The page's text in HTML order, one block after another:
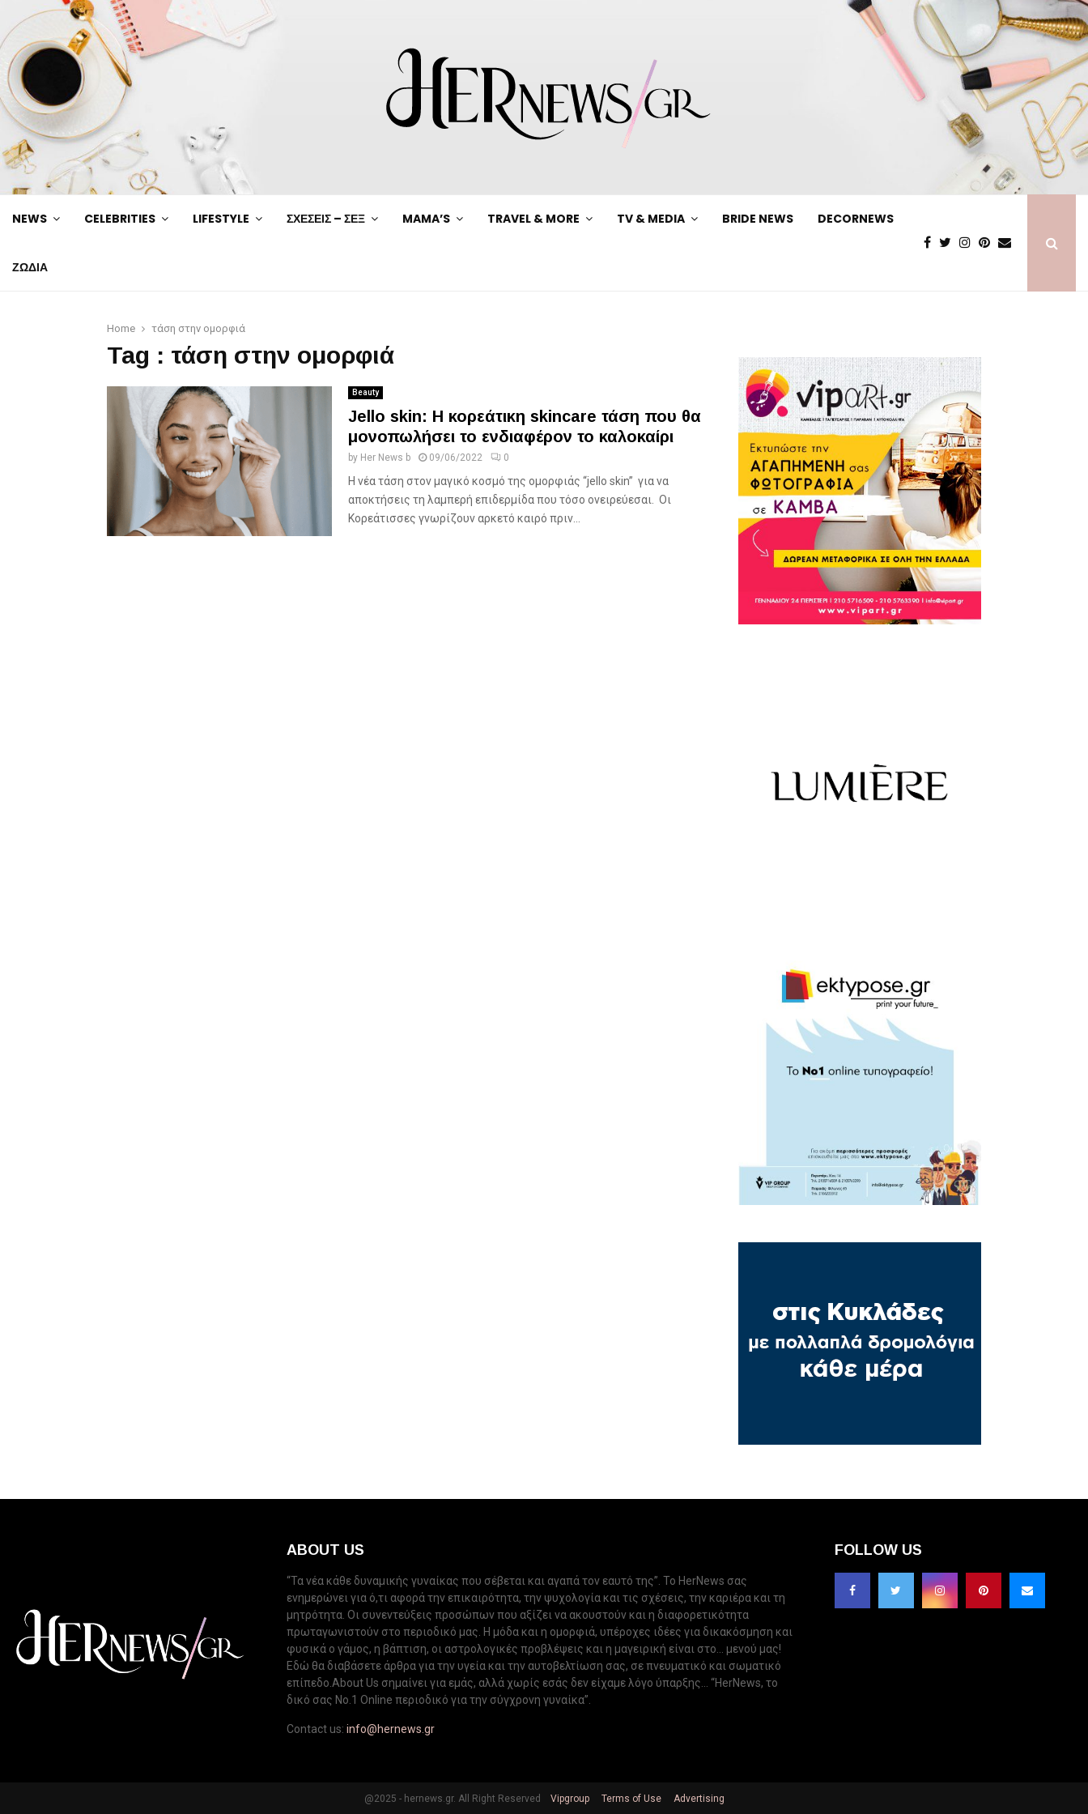
NEWS CELEBRITIES LIFESTYLE ΣΧΕΣΕΙΣ – ΣΕΞ MAMA’S TRAVEL & MORE TV & MEDIA BRIDE NEWS DECORNEWS
ΖΩΔΙΑ
Home τάση στην ομορφιά
Tag : τάση στην ομορφιά
Beauty
Jello skin: H κορεάτικη skincare τάση που θα
μονοπωλήσει το ενδιαφέρον το καλοκαίρι
by Her News b 09/06/2022 0
H νέα τάση στον μαγικό κοσμό της ομορφιάς “jello skin” για να
αποκτήσεις τη λαμπερή επιδερμίδα που τόσο ονειρεύεσαι. Οι
Κορεάτισσες γνωρίζουν αρκετό καιρό πριν...
ABOUT US
“Τα νέα κάθε δυναμικής γυναίκας που σέβεται και αγαπά τον εαυτό της”. Το HerNews σας
ενημερώνει για ό,τι αφορά την επικαιρότητα, την ψυχολογία και τις σχέσεις, την καριέρα και τη
μητρότητα. Οι συνεντεύξεις προσώπων που αξίζει να ακουστούν και η διαφορετικότητα
πρωταγωνιστούν στο περιοδικό μας. Η μόδα και η ομορφιά, υπέροχες ιδέες για δικακόσμηση και
φυσικά ο γάμος, η βάπτιση, οι αστρολογικές προβλέψεις και η μαγειρική είναι στο... μενού μας!
Εδώ θα διαβάσετε άρθρα για την υγεία και την αυτοβελτίωση σας, σε πνευματικό και σωματικό
επίπεδο.About Us σημαίνει για εμάς, αλλά χωρίς εσάς δεν είχαμε λόγο ύπαρξης... “HerNews, το
δικό σας Νo.1 Online περιοδικό για την σύγχρονη γυναίκα”.
Contact us: info@hernews.gr
FOLLOW US
@2025 - hernews.gr. All Right Reserved Vipgroup Terms of Use Advertising